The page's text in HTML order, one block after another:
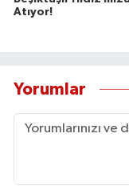
Atıyor!
Yorumlar